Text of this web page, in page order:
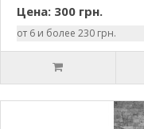
Цена: 300 грн.
от 6 и более 230 грн.